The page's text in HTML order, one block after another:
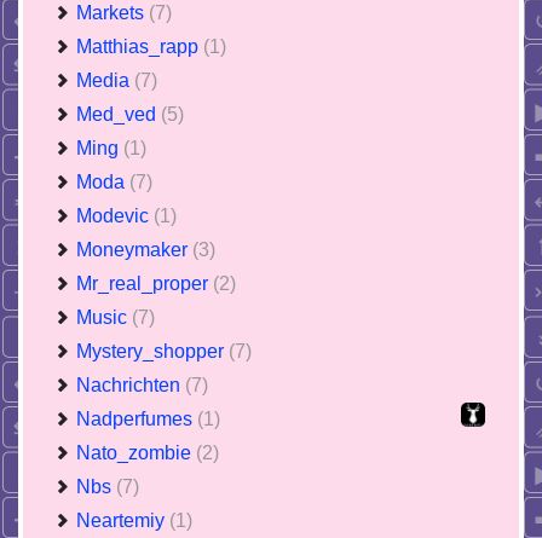
Markets (7)
Matthias_rapp (1)
Media (7)
Med_ved (5)
Ming (1)
Moda (7)
Modevic (1)
Moneymaker (3)
Mr_real_proper (2)
Music (7)
Mystery_shopper (7)
Nachrichten (7)
Nadperfumes (1)
Nato_zombie (2)
Nbs (7)
Neartemiy (1)